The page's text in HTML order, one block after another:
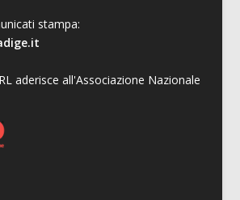
stampa:
aderisce all'Associazione Nazionale